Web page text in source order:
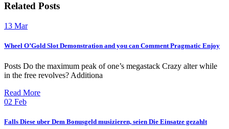
Related Posts
13 Mar
Wheel O’Gold Slot Demonstration and you can Comment Pragmatic Enjoy
Posts Do the maximum peak of one’s megastack Crazy alter while
in the free revolves? Additiona
Read More
02 Feb
Falls Diese uber Dem Bonusgeld musizieren, seien Die Einsatze gezahlt